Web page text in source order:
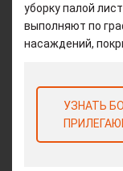
уборку палой
выполняют по
насаждений,
УЗНАТЬ